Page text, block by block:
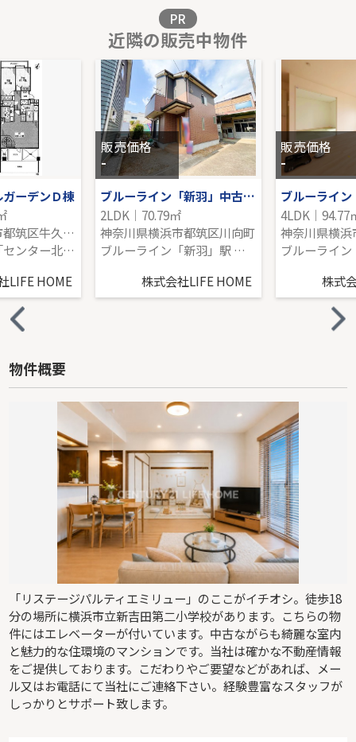
販売価格を見る
ライオンズプラザ武蔵新城
1階｜3LDK｜86.53㎡｜南
販売価格を見る
PR
近隣の販売中物件
ーデンＤ棟
神奈川県横浜市都筑区牛久保東２丁目
ブルーライン「センター北」駅 徒歩11分
LIFE HOME
販売価格
-
ブルーライン「新羽」中古戸建
2LDK｜70.79㎡
神奈川県横浜市都筑区川向町
ブルーライン「新羽」駅 バス4分 「大熊町」 停歩7分
株式会社LIFE HOME
販売価格
-
4LDK｜94.77
株式
物件概要
「リステージパルティエミリュー」のここがイチオシ。徒歩18
分の場所に横浜市立新吉田第二小学校があります。こちらの物
件にはエレベーターが付いています。中古ながらも綺麗な室内
と魅力的な住環境のマンションです。当社は確かな不動産情報
をご提供しております。こだわりやご要望などがあれば、メー
ル又はお電話にて当社にご連絡下さい。経験豊富なスタッフが
しっかりとサポート致します。